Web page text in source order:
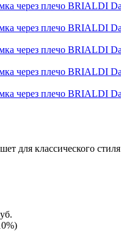
для классического стиля